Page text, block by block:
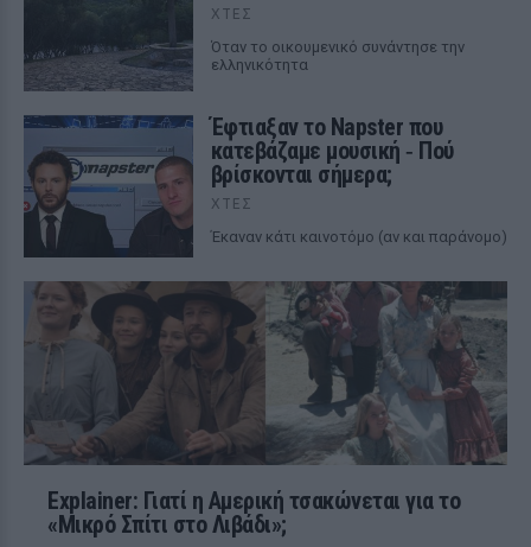
ΧΤΕΣ
Όταν το οικουμενικό συνάντησε την
ελληνικότητα
Έφτιαξαν το Napster που
κατεβάζαμε μουσική ‑ Πού
βρίσκονται σήμερα;
ΧΤΕΣ
Έκαναν κάτι καινοτόμο (αν και παράνομο)
Explainer: Γιατί η Αμερική τσακώνεται για το
«Μικρό Σπίτι στο Λιβάδι»;